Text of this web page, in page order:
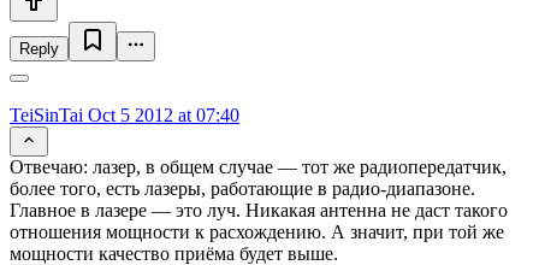
Reply
TeiSinTai Oct 5 2012 at 07:40
Отвечаю: лазер, в общем случае — тот же радиопередатчик,
более того, есть лазеры, работающие в радио-диапазоне.
Главное в лазере — это луч. Никакая антенна не даст такого
отношения мощности к расхождению. А значит, при той же
мощности качество приёма будет выше.